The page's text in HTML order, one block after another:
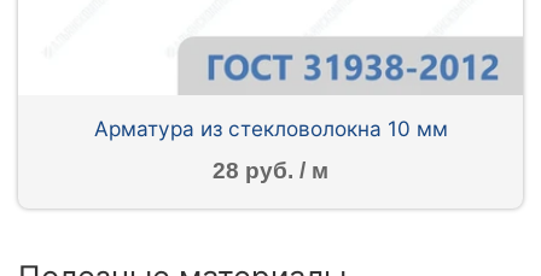
Арматура из стекловолокна 10 мм
28 руб. / м